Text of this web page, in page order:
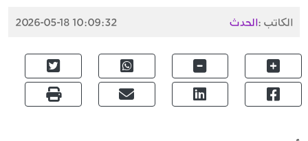
الكاتب :الحدث 2026-05-18 10:09:32